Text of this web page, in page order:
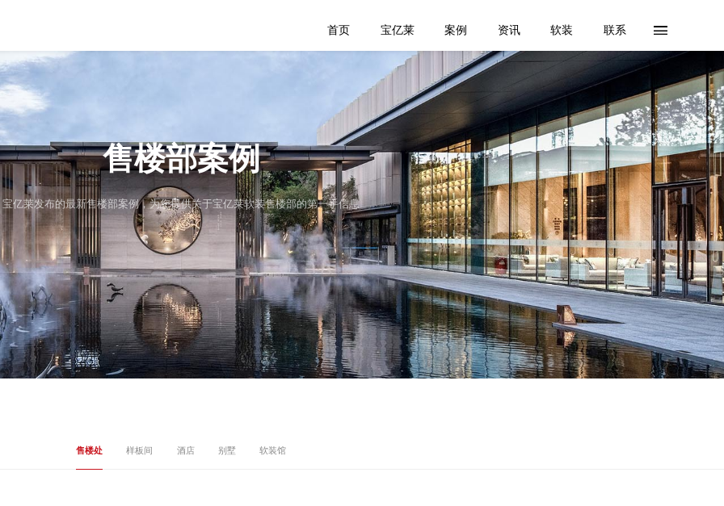
首页 宝亿莱 案例 资讯 软装 联系
售楼部案例
宝亿莱发布的最新售楼部案例，为您提供关于宝亿莱软装售楼部的第一手信息
售楼处 样板间 酒店 别墅 软装馆